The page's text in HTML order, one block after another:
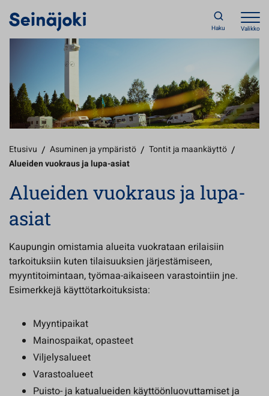
Haku Valikko
Etusivu / Asuminen ja ympäristö / Tontit ja maankäyttö /
Alueiden vuokraus ja lupa-asiat
Alueiden vuokraus ja lupa-
asiat
Kaupungin omistamia alueita vuokrataan erilaisiin
tarkoituksiin kuten tilaisuuksien järjestämiseen,
myyntitoimintaan, työmaa-aikaiseen varastointiin jne.
Esimerkkejä käyttötarkoituksista:
Myyntipaikat
Mainospaikat, opasteet
Viljelysalueet
Varastoalueet
Puisto- ja katualueiden käyttöönluovuttamiset ja